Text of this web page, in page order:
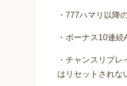
・777ハマリ以降
・ボーナス10連
・チャンスリプ
はリセットされな